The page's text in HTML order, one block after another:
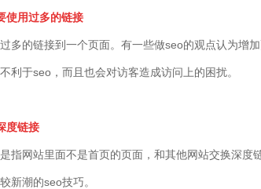
使用过多的链接
多的链接到一个页面。有一些做seo的观点认为增
利于seo，而且也会对访客造成访问上的困扰。
度链接
指网站里面不是首页的页面，和其他网站交换深
新潮的seo技巧。